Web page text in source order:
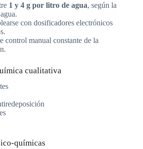
1 y 4 g por litro de agua, según la
con dosificadores electrónicos
control manual constante de la
cualitativa
químicas